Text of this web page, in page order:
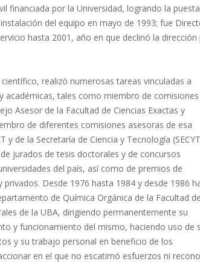
financiada por la Universidad, logrando la
del equipo en mayo de 1993; fue
hasta 2001, año en que declinó la dirección
realizó numerosas tareas vinculadas a
académicas, tales como miembro de
Asesor de la Facultad de Ciencias Exactas y
de diferentes comisiones asesoras de esa
y de la Secretaría de Ciencia y Tecnología
jurados de tesis doctorales y de concursos
del país, así como de premios de
privados. Desde 1976 hasta 1984 y desde 1986
de Química Orgánica de la Facultad de
de la UBA, dirigiendo permanentemente su
y funcionamiento del mismo, haciendo uso de
y su trabajo personal en beneficio de los
en el que no escatimó esfuerzos ni